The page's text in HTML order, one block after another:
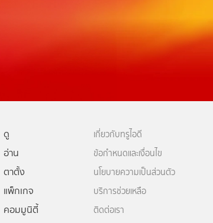
ดู
อ่าน
ตาตั้ง
แพ็กเกจ
คอมมูนิตี้
เกี่ยวกับทรูไอดี
ข้อกำหนดและเงื่อนไข
นโยบายความเป็นส่วนตัว
บริการช่วยเหลือ
ติดต่อเรา